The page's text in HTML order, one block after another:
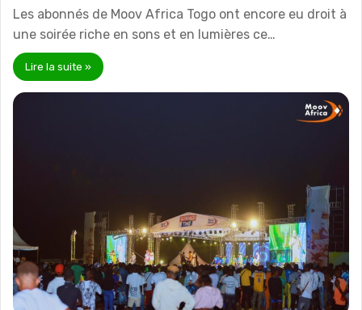
Les abonnés de Moov Africa Togo ont encore eu droit à
une soirée riche en sons et en lumières ce…
Lire la suite »